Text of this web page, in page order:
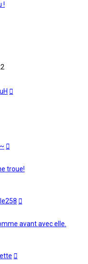
!
troue!
avant avec elle.